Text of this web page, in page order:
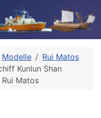
Modelle
Rui Matos
Kunlun Shan
Matos